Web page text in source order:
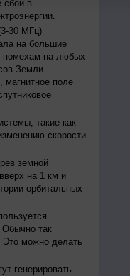
сбои в
30 МГц)
на большие
помехам на любых
Земли.
поле
такие как
скорости
земной
на 1 км и
орбитальных
Обычно так
Это можно делать
генерировать